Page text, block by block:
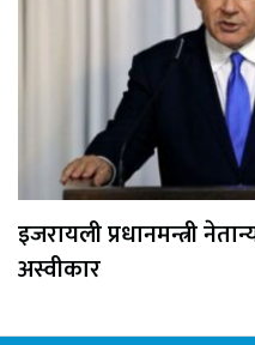
इजरायली प्रधानमन्त्री
अस्वीकार